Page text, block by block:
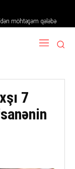
möhtəşəm qələbə
7